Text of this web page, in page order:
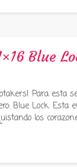
Blue
Para esta
Blue Lock. Esta
los